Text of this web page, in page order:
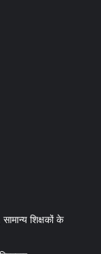
शिक्षकों के